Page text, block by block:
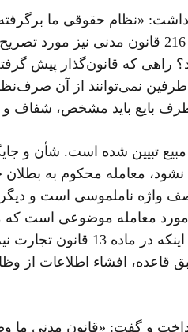
داشت: «نظام حقوقی ما
صحت معاملات، معین و مشخص بودن مورد معامله
که قانون‌گذار پیش
است و طرفین نمی‌توانند از آن
بایع باید مشخص، شفاف و
تبیین شده است. شأن و
معامله محکوم به
ناملموسی است و دیگر
معامله موضوعی است
غیرمعمول است که دیگر در نظام
قاعده، افشاء اطلاعات از
پرداخت و گفت: «قانون